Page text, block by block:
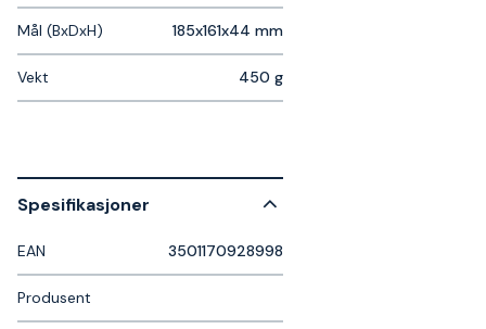
Mål (BxDxH) 185x161x44 mm
Vekt 450 g
Spesifikasjoner
EAN 3501170928998
Produsent